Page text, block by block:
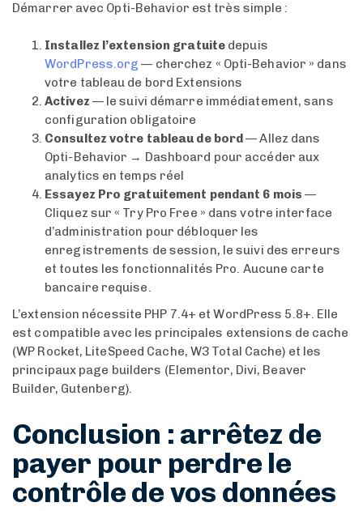
Démarrer avec Opti-Behavior est très simple :
Installez l’extension gratuite depuis
WordPress.org — cherchez « Opti-Behavior » dans
votre tableau de bord Extensions
Activez — le suivi démarre immédiatement, sans
configuration obligatoire
Consultez votre tableau de bord— Allez dans
Opti-Behavior → Dashboard pour accéder aux
analytics en temps réel
Essayez Pro gratuitement pendant 6 mois —
Cliquez sur « Try Pro Free » dans votre interface
d’administration pour débloquer les
enregistrements de session, le suivi des erreurs
et toutes les fonctionnalités Pro. Aucune carte
bancaire requise.
L’extension nécessite PHP 7.4+ et WordPress 5.8+. Elle
est compatible avec les principales extensions de cache
(WP Rocket, LiteSpeed Cache, W3 Total Cache) et les
principaux page builders (Elementor, Divi, Beaver
Builder, Gutenberg).
Conclusion : arrêtez de
payer pour perdre le
contrôle de vos données